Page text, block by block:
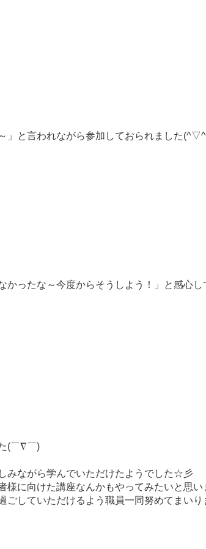
」と言われながら参加しておられました
かったな～今度からそうしよう！」と感心し
た(⌒∇⌒)
みながら学んでいただけたようでした☆彡
様に向けた講座なんかもやってみたいと思
ごしていただけるよう職員一同努めてまい